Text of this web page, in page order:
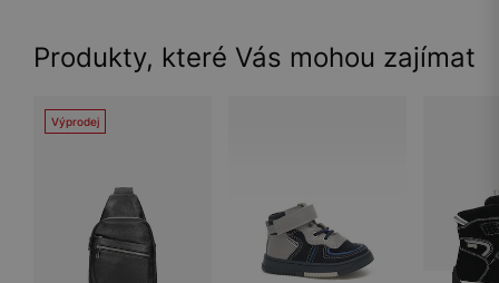
Produkty, které Vás mohou zajímat
Výprodej